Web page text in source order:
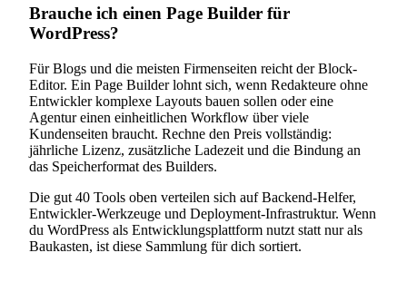
Brauche ich einen Page Builder für
WordPress?
Für Blogs und die meisten Firmenseiten reicht der Block-
Editor. Ein Page Builder lohnt sich, wenn Redakteure ohne
Entwickler komplexe Layouts bauen sollen oder eine
Agentur einen einheitlichen Workflow über viele
Kundenseiten braucht. Rechne den Preis vollständig:
jährliche Lizenz, zusätzliche Ladezeit und die Bindung an
das Speicherformat des Builders.
Die gut 40 Tools oben verteilen sich auf Backend-Helfer,
Entwickler-Werkzeuge und Deployment-Infrastruktur. Wenn
du WordPress als Entwicklungsplattform nutzt statt nur als
Baukasten, ist diese Sammlung für dich sortiert.